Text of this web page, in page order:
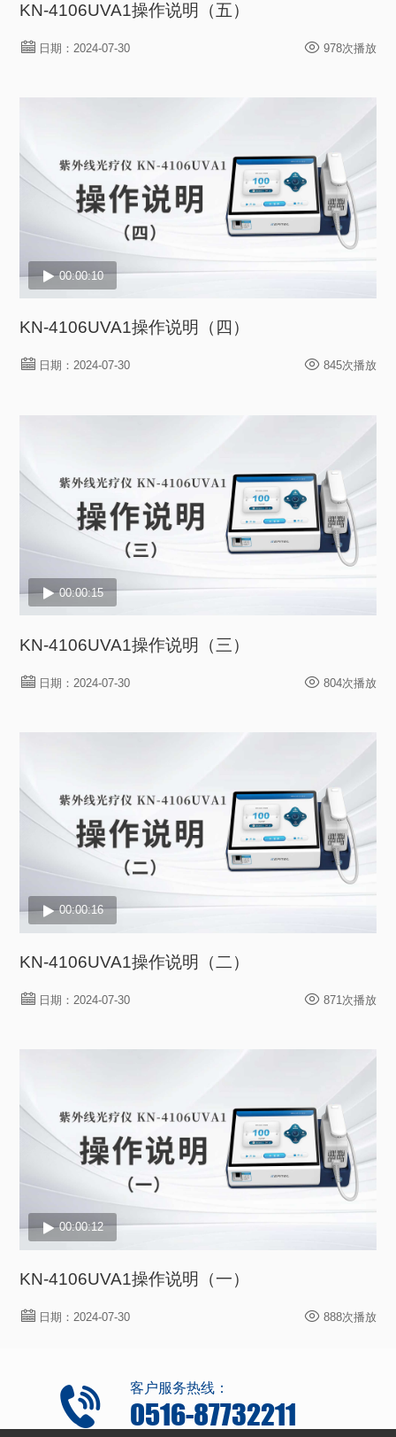
KN-4106UVA1操作说明（五）
日期：2024-07-30 978次播放
00:00:10
KN-4106UVA1操作说明（四）
日期：2024-07-30 845次播放
00:00:15
KN-4106UVA1操作说明（三）
日期：2024-07-30 804次播放
00:00:16
KN-4106UVA1操作说明（二）
日期：2024-07-30 871次播放
00:00:12
KN-4106UVA1操作说明（一）
日期：2024-07-30 888次播放
客户服务热线：
0516-87732211